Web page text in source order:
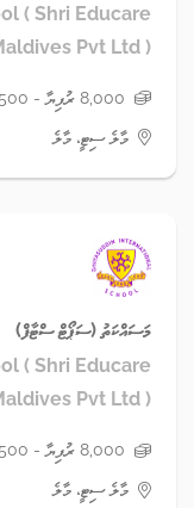
( Shri Educare
Pvt Ltd )
8,000 ރުފިޔާ - 8,500 ރުފިޔާ
މާލެ ސިޓީ، މާލެ
މަސައްކަތު (ސަޕޯޓް ސްޓާފް)
( Shri Educare
Pvt Ltd )
8,000 ރުފިޔާ - 8,500 ރުފިޔާ
މާލެ ސިޓީ، މާލެ